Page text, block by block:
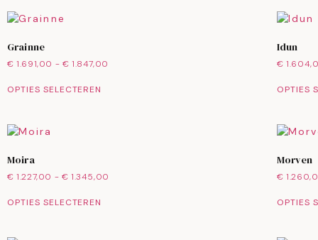
Grainne
€ 1.691,00 - € 1.847,00
OPTIES SELECTEREN
Idun
€
OPTIES
Moira
€ 1.227,00 - € 1.345,00
OPTIES SELECTEREN
Morven
€
OPTIES